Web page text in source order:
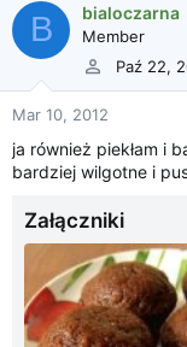
B bialoczarna
Member
Paź 22,
Mar 10, 2012
ja również piekłam i
bardziej wilgotne i
Załączniki